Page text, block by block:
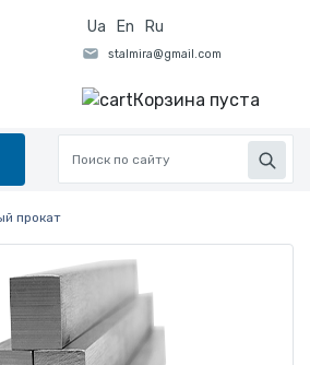
Ua En Ru
Корзина пуста
прокат